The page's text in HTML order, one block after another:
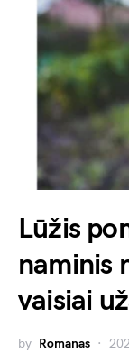
Lūžis
naminis
vaisiai
by Romanas